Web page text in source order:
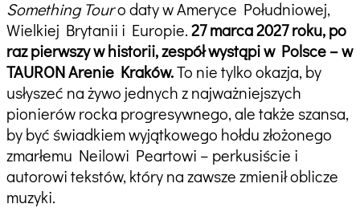
Something Touro daty w Ameryce Południowej,
Wielkiej Brytanii i Europie.27 marca 2027 roku, po
raz pierwszy w historii, zespół wystąpi w Polsce – w
TAURON Arenie Kraków.To nie tylko okazja, by
usłyszeć na żywo jednych z najważniejszych
pionierów rocka progresywnego, ale także szansa,
by być świadkiem wyjątkowego hołdu złożonego
zmarłemu Neilowi Peartowi – perkusiście i
autorowi tekstów, który na zawsze zmienił oblicze
muzyki.